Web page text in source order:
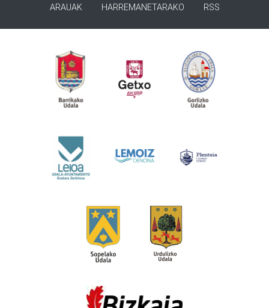
ARAUAK HARREMANETARAKO RSS